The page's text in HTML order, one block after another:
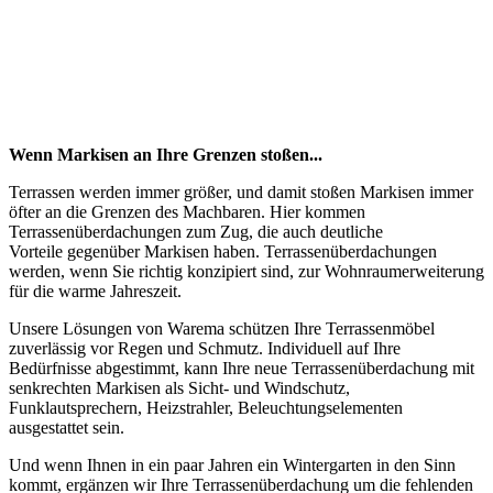
Wenn Markisen an Ihre Grenzen stoßen...
Terrassen werden immer größer, und damit stoßen Markisen immer
öfter an die Grenzen des Machbaren. Hier kommen
Terrassenüberdachungen zum Zug, die auch deutliche
Vorteile gegenüber Markisen haben. Terrassenüberdachungen
werden, wenn Sie richtig konzipiert sind, zur Wohnraumerweiterung
für die warme Jahreszeit.
Unsere Lösungen von Warema schützen Ihre Terrassenmöbel
zuverlässig vor Regen und Schmutz. Individuell auf Ihre
Bedürfnisse abgestimmt, kann Ihre neue Terrassenüberdachung mit
senkrechten Markisen als Sicht- und Windschutz,
Funklautsprechern, Heizstrahler, Beleuchtungselementen
ausgestattet sein.
Und wenn Ihnen in ein paar Jahren ein Wintergarten in den Sinn
kommt, ergänzen wir Ihre Terrassenüberdachung um die fehlenden